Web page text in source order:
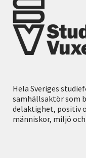
Hela Sveriges
samhällsaktör som
delaktighet, positiv
människor, miljö